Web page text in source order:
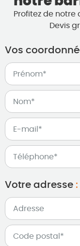
Profitez de
Devis
Vos
Votre adresse :